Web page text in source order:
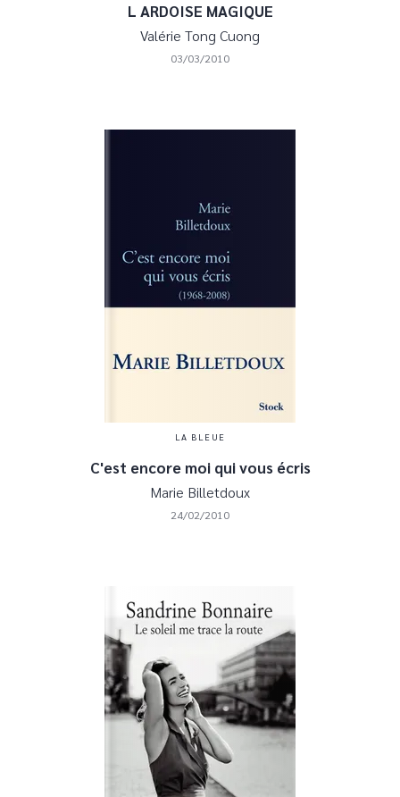
L ARDOISE MAGIQUE
Valérie Tong Cuong
03/03/2010
LA BLEUE
C'est encore moi qui vous écris
Marie Billetdoux
24/02/2010